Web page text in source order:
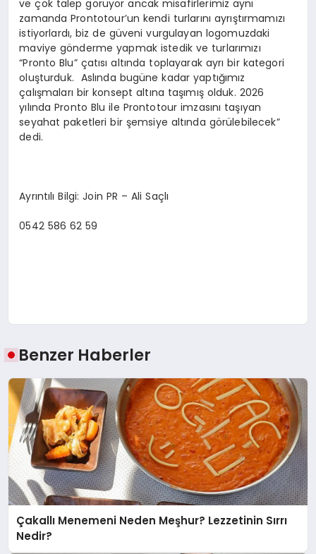
ve çok talep görüyor ancak misafirlerimiz aynı
zamanda Prontotour’un kendi turlarını ayrıştırmamızı
istiyorlardı, biz de güveni vurgulayan logomuzdaki
maviye gönderme yapmak istedik ve turlarımızı
“Pronto Blu” çatısı altında toplayarak ayrı bir kategori
oluşturduk. Aslında bugüne kadar yaptığımız
çalışmaları bir konsept altına taşımış olduk. 2026
yılında Pronto Blu ile Prontotour imzasını taşıyan
seyahat paketleri bir şemsiye altında görülebilecek”
dedi.
Ayrıntılı Bilgi: Join PR – Ali Saçlı
0542 586 62 59
Benzer Haberler
Çakallı Menemeni Neden Meşhur? Lezzetinin Sırrı
Nedir?